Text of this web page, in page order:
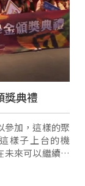
獎典禮
參加，這樣的聚
樣子上台的機
未來可以繼續努
原鄉的發展這